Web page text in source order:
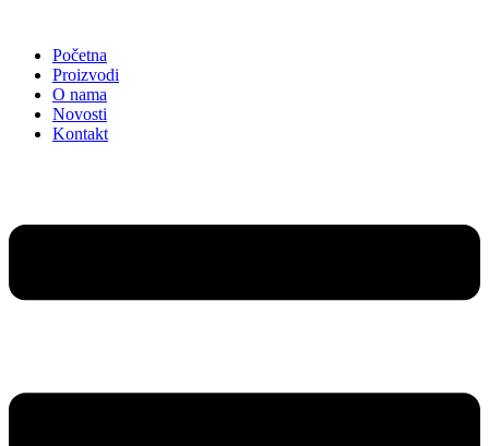
sadržajPočetna
Proizvodi
O nama
Novosti
Kontakt